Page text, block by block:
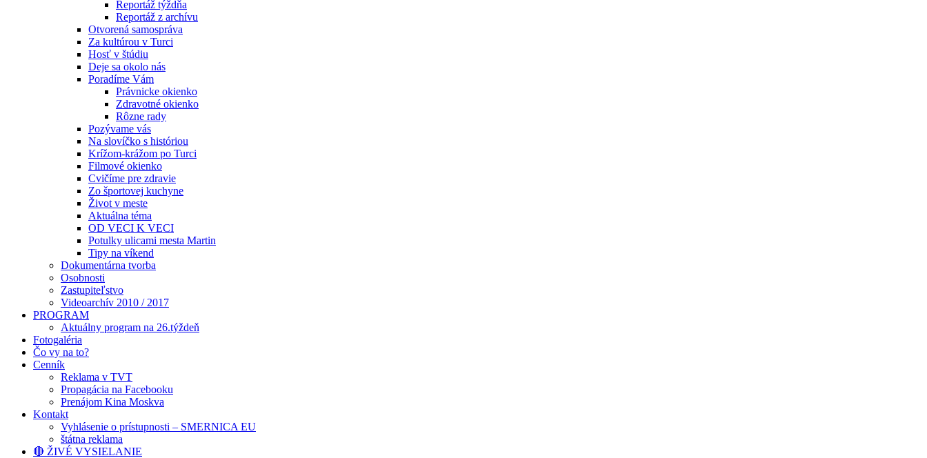
Reportáž týždňa
Reportáž z archívu
Otvorená samospráva
Za kultúrou v Turci
Hosť v štúdiu
Deje sa okolo nás
Poradíme Vám
Právnicke okienko
Zdravotné okienko
Rôzne rady
Pozývame vás
Na slovíčko s históriou
Krížom-krážom po Turci
Filmové okienko
Cvičíme pre zdravie
Zo športovej kuchyne
Život v meste
Aktuálna téma
OD VECI K VECI
Potulky ulicami mesta Martin
Tipy na víkend
Dokumentárna tvorba
Osobnosti
Zastupiteľstvo
Videoarchív 2010 / 2017
PROGRAM
Aktuálny program na 26.týždeň
Fotogaléria
Čo vy na to?
Cenník
Reklama v TVT
Propagácia na Facebooku
Prenájom Kina Moskva
Kontakt
Vyhlásenie o prístupnosti – SMERNICA EU
štátna reklama
🔴 ŽIVÉ VYSIELANIE